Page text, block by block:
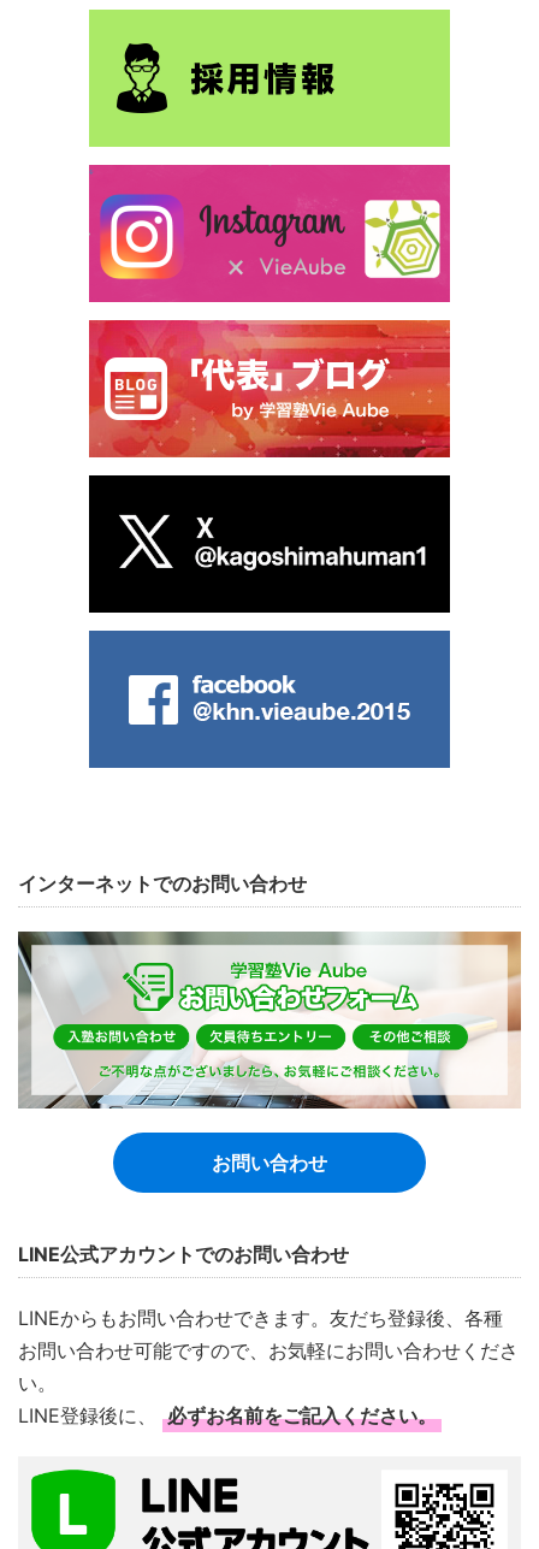
インターネットでのお問い合わせ
お問い合わせ
LINE公式アカウントでのお問い合わせ
LINEからもお問い合わせできます。友だち登録後、各種
お問い合わせ可能ですので、お気軽にお問い合わせくださ
い。
LINE登録後に、
必ずお名前をご記入ください。